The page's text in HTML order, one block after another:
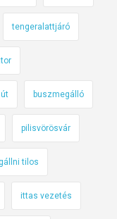
tengeralattjáró
buszmegálló
pilisvörösvár
tilos
ittas vezetés